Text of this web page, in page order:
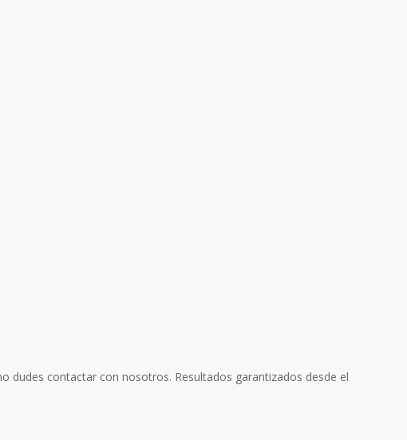
dudes contactar con nosotros. Resultados garantizados desde el